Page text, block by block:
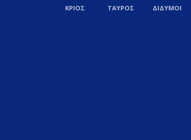
ΚΡΙΟΣ ΤΑΥΡΟΣ ΔΙΔΥΜΟΙ